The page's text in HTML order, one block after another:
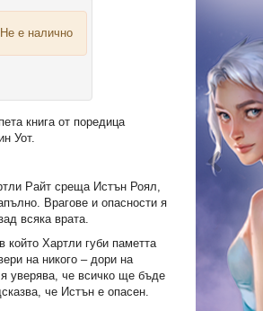
Не е налично
книга от поредица
Уот.
Райт среща Истън Роял,
Врагове и опасности я
всяка врата.
който Хартли губи паметта
на никого – дори на
уверява, че всичко ще бъде
че Истън е опасен.